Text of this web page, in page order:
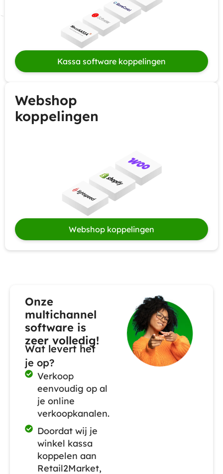
Kassa software koppelingen
Webshop
koppelingen
Webshop koppelingen
Onze
multichannel
software is
zeer volledig!
Wat levert het
je op?
Verkoop
eenvoudig op al
je online
verkoopkanalen.
Doordat wij je
winkel kassa
koppelen aan
Retail2Market,